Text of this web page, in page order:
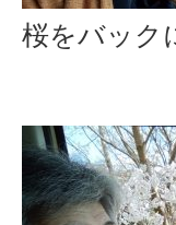
桜をバック